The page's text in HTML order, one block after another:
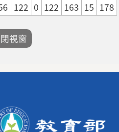
122 0 122 163 15 178